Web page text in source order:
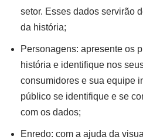
setor. Esses dados servirão
da história;
Personagens: apresente os
história e identifique nos
consumidores e sua equipe
público se identifique e se
com os dados;
Enredo: com a ajuda da